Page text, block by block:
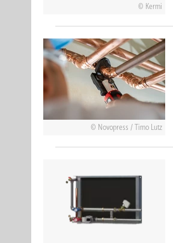
Kermi
Novopress / Timo Lutz